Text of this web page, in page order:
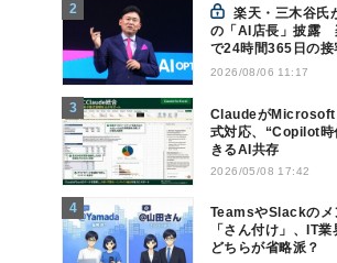
楽天・三木谷氏が開発中
の「AI店長」披露
で24時間365日の接
2026/08/06 11:17
ClaudeがMicrosoft
式対応、“Copilot時
きるAI共存
2026/05/08 17:42
TeamsやSlackのメ
「さん付け」、IT
どちらが省略派？